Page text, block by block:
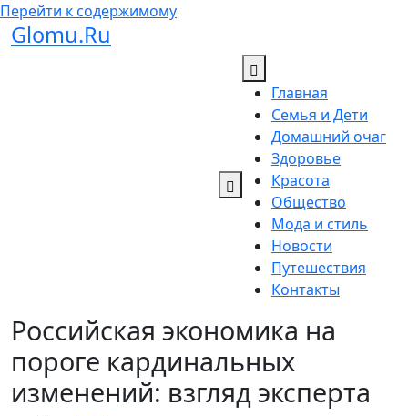
Перейти к содержимому
Glomu.Ru
Главная
Семья и Дети
Домашний очаг
Здоровье
Красота
Общество
Мода и стиль
Новости
Путешествия
Контакты
Российская экономика на
пороге кардинальных
изменений: взгляд эксперта